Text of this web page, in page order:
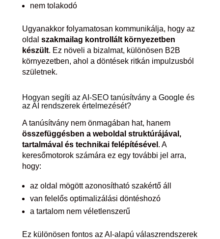
nem tolakodó
Ugyanakkor folyamatosan kommunikálja, hogy az
oldal szakmailag kontrollált környezetben
készült. Ez növeli a bizalmat, különösen B2B
környezetben, ahol a döntések ritkán impulzusból
születnek.
Hogyan segíti az AI-SEO tanúsítvány a Google és
az AI rendszerek értelmezését?
A tanúsítvány nem önmagában hat, hanem
összefüggésben a weboldal struktúrájával,
tartalmával és technikai felépítésével . A
keresőmotorok számára ez egy további jel arra,
hogy:
az oldal mögött azonosítható szakértő áll
van felelős optimalizálási döntéshozó
a tartalom nem véletlenszerű
Ez különösen fontos az AI-alapú válaszrendszerek